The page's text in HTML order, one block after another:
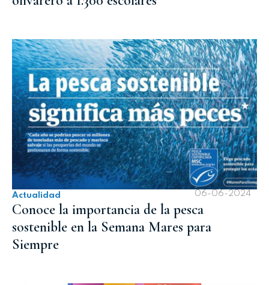
Actualidad 06-06-2024
Conoce la importancia de la pesca
sostenible en la Semana Mares para
Siempre